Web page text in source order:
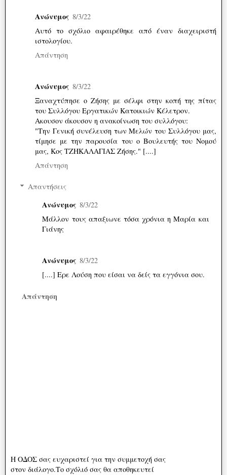
Ανώνυμος 8/3/22
Αυτό το σχόλιο αφαιρέθηκε από έναν διαχειριστή
ιστολογίου.
Απάντηση
Ανώνυμος 8/3/22
Ξαναχτύπησε ο Ζήσης με σέλφι στην κοπή της πίτας
του Συλλόγου Εργατικών Κατοικιών Κέλετρον.
Ακουσον άκουσον η ανακοίνωση του συλλόγου:
"Την Γενική συνέλευση των Μελών του Συλλόγου μας,
τίμησε με την παρουσία του ο Βουλευτής του Νομού
μας, Κος ΤΖΗΚΑΛΑΓΙΑΣ Ζήσης." [....]
Απάντηση
Απαντήσεις
Ανώνυμος 8/3/22
Μάλλον τους απαξιωνε τόσα χρόνια η Μαρία και
Γιάνης
Ανώνυμος 8/3/22
[....] Ερε Λούση που είσαι να δείς τα εγγόνια σου.
Απάντηση
Η ΟΔΟΣ σας ευχαριστεί για την συμμετοχή σας
στον διάλογο.Το σχόλιό σας θα αποθηκευτεί